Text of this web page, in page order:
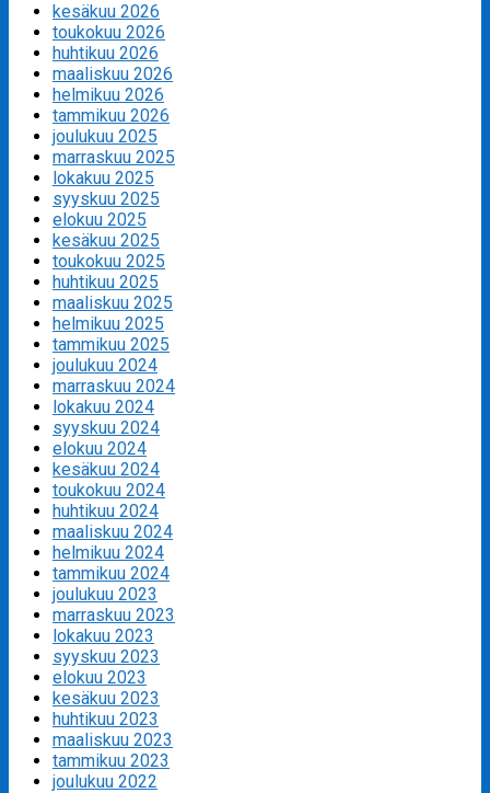
kesäkuu 2026
toukokuu 2026
huhtikuu 2026
maaliskuu 2026
helmikuu 2026
tammikuu 2026
joulukuu 2025
marraskuu 2025
lokakuu 2025
syyskuu 2025
elokuu 2025
kesäkuu 2025
toukokuu 2025
huhtikuu 2025
maaliskuu 2025
helmikuu 2025
tammikuu 2025
joulukuu 2024
marraskuu 2024
lokakuu 2024
syyskuu 2024
elokuu 2024
kesäkuu 2024
toukokuu 2024
huhtikuu 2024
maaliskuu 2024
helmikuu 2024
tammikuu 2024
joulukuu 2023
marraskuu 2023
lokakuu 2023
syyskuu 2023
elokuu 2023
kesäkuu 2023
huhtikuu 2023
maaliskuu 2023
tammikuu 2023
joulukuu 2022